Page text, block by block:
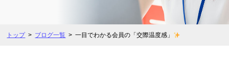
トップ ブログ一覧 一目でわかる会員の「交際温度感」